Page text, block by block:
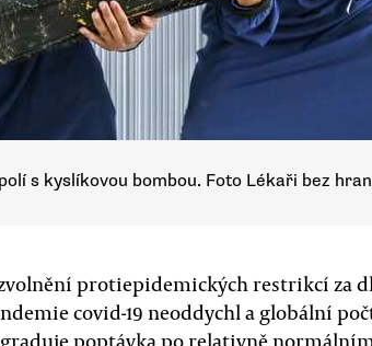
s kyslíkovou bombou. Foto Lékaři bez
protiepidemických restrikcí za
covid-19 neoddychl a globální
poptávka po relativně